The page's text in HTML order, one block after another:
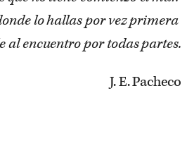
lo hallas por vez primera
al encuentro por todas partes.
J. E. Pacheco